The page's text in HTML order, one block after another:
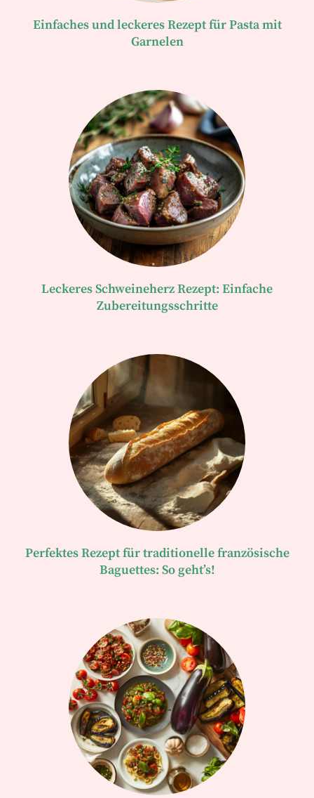
Einfaches und leckeres Rezept für Pasta mit
Garnelen
Leckeres Schweineherz Rezept: Einfache
Zubereitungsschritte
Perfektes Rezept für traditionelle französische
Baguettes: So geht’s!